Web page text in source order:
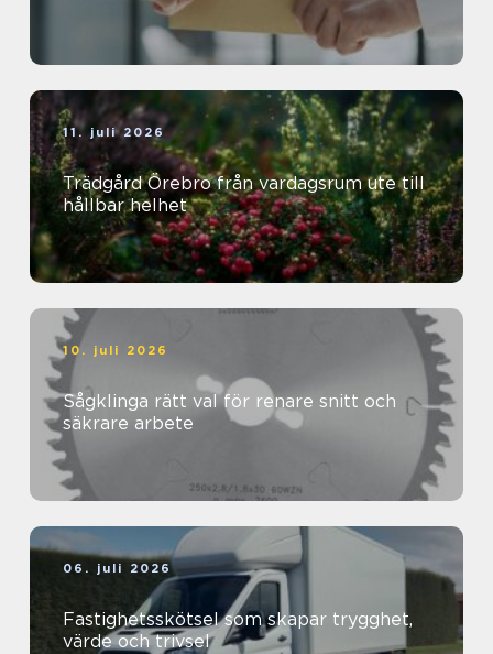
11. juli 2026
Trädgård Örebro från vardagsrum ute till
hållbar helhet
10. juli 2026
Sågklinga rätt val för renare snitt och
säkrare arbete
06. juli 2026
Fastighetsskötsel som skapar trygghet,
värde och trivsel